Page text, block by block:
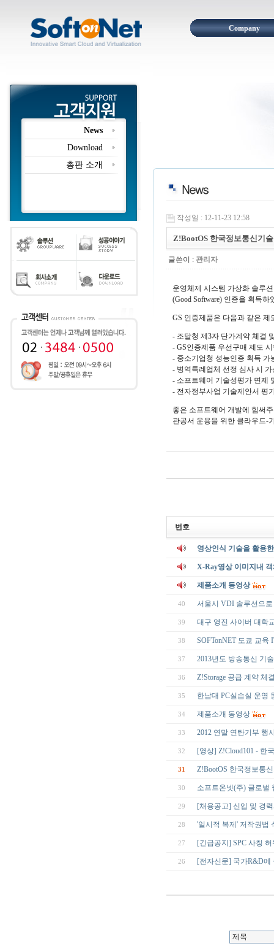
Company
News
Download
총판 소개
작성일 : 12-11-23 12:58
Z!BootOS 한국정보통신기
글쓴이 : 관리자
운영체제 시스템 가상화 솔루
(Good Software) 인증을 획득하
GS 인증제품은 다음과 같은 제
- 조달청 제3자 단가계약 체결
- GS인증제품 우선구매 제도
- 중소기업청 성능인증 획득 가
- 병역특례업체 선정 심사 시
- 소프트웨어 기술성평가 면제
- 전자정부사업 기술제안서 평
좋은 소프트웨어 개발에 힘써
관공서 운용을 위한 클라우드-
번호
영상인식 기술을 활용
X-Ray영상 이미지내
제품소개 동영상
40 서울시 VDI 솔루션으로
39 대구 영진 사이버 대학
38 SOFTonNET 도쿄 교육
37 2013년도 방송통신 기
36 Z!Storage 공급 계약 체
35 한남대 PC실습실 운영
34 제품소개 동영상
33 2012 연말 연탄기부 행
32 [영상] Z!Cloud101 - 한
31 Z!BootOS 한국정보통
30 소프트온넷(주) 글로벌
29 [채용공고] 신입 및 경
28 '일시적 복제' 저작권법
27 [긴급공지] SPC 사칭
26 [전자신문] 국가R&D에